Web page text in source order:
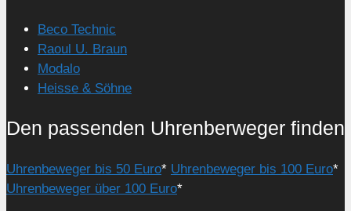
Beco Technic
Raoul U. Braun
Modalo
Heisse & Söhne
Den passenden Uhrenberweger finden
Uhrenbeweger bis 50 Euro* Uhrenbeweger bis 100 Euro*
Uhrenbeweger über 100 Euro*